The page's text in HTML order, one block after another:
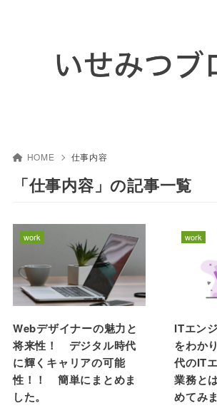
HOME 仕事内容
「仕事内容」の記事一覧
Webデザイナーの魅力と
将来性！ デジタル時代
に輝くキャリアの可能
性！！ 簡単にまとめま
した。
work
ITエン
をわか
代のIT
業務と
めてみ
work